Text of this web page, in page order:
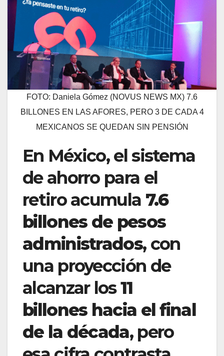
FOTO: Daniela Gómez (NOVUS NEWS MX) 7.6
BILLONES EN LAS AFORES, PERO 3 DE CADA 4
MEXICANOS SE QUEDAN SIN PENSIÓN
En México, el sistema
de ahorro para el
retiro acumula 7.6
billones de pesos
administrados, con
una proyección de
alcanzar los11
billones hacia el final
de la década, pero